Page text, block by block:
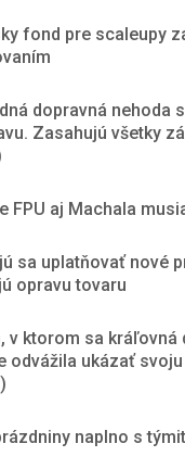
fond pre scaleupy
dopravná nehoda
Zasahujú všetky
FPU aj Machala
sa uplatňovať nové
opravu tovaru
v ktorom sa kráľovná
odvážila ukázať
naplno s